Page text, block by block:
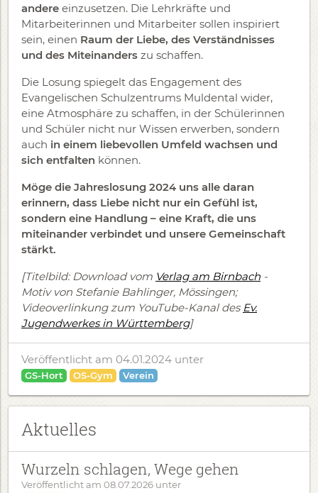
andere einzusetzen. Die Lehrkräfte und
Mitarbeiterinnen und Mitarbeiter sollen inspiriert
sein, einen Raum der Liebe, des Verständnisses
und des Miteinanders zu schaffen.
Die Losung spiegelt das Engagement des
Evangelischen Schulzentrums Muldental wider,
eine Atmosphäre zu schaffen, in der Schülerinnen
und Schüler nicht nur Wissen erwerben, sondern
auch in einem liebevollen Umfeld wachsen und
sich entfalten können.
Möge die Jahreslosung 2024 uns alle daran
erinnern, dass Liebe nicht nur ein Gefühl ist,
sondern eine Handlung – eine Kraft, die uns
miteinander verbindet und unsere Gemeinschaft
stärkt.
[Titelbild: Download vom Verlag am Birnbach -
Motiv von Stefanie Bahlinger, Mössingen;
Videoverlinkung zum YouTube-Kanal des Ev.
Jugendwerkes in Württemberg]
Veröffentlicht am 04.01.2024 unter
GS-Hort OS-Gym Verein
Aktuelles
Wurzeln schlagen, Wege gehen
Veröffentlicht am 08.07.2026 unter